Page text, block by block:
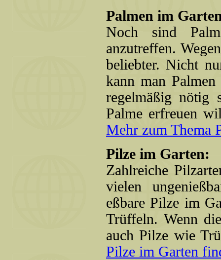
Palmen im
Noch sind
anzutreffen.
beliebter. Nicht
kann man
regelmäßig nötig
Palme erfreuen
Mehr zum Thema
Pilze im Garten:
Zahlreiche
vielen
eßbare Pilze im
Trüffeln. Wenn
auch Pilze wie
Pilze im Garten